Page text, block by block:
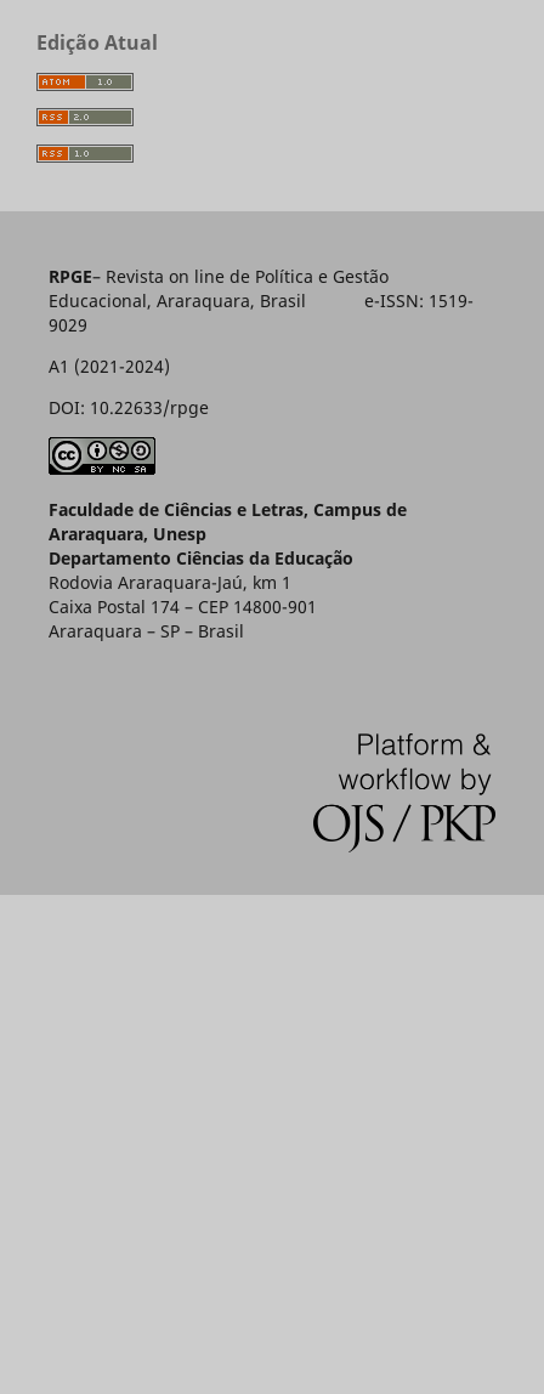
Edição Atual
RPGE– Revista on line de Política e Gestão
Educacional, Araraquara, Brasil e-ISSN: 1519-
9029
A1 (2021-2024)
DOI: 10.22633/rpge
Faculdade de Ciências e Letras, Campus de
Araraquara, Unesp
Departamento Ciências da Educação
Rodovia Araraquara-Jaú, km 1
Caixa Postal 174 – CEP 14800-901
Araraquara – SP – Brasil